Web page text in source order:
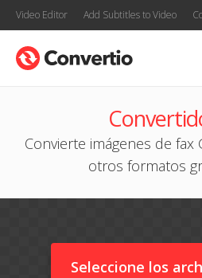
Video Editor Add Subtitles to Video
Convierte imágenes de fax
otros formatos
Seleccione los